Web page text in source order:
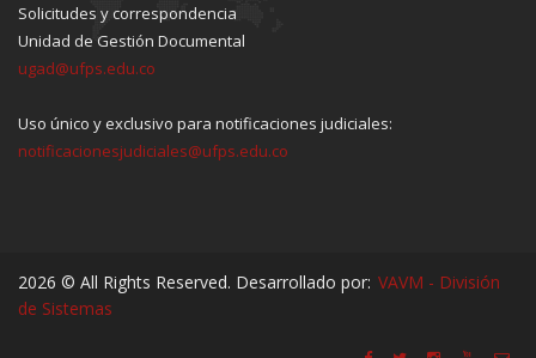
Solicitudes y correspondencia
Unidad de Gestión Documental
ugad@ufps.edu.co
Uso único y exclusivo para notificaciones judiciales:
notificacionesjudiciales@ufps.edu.co
2026 © All Rights Reserved. Desarrollado por: VAVM - División
de Sistemas